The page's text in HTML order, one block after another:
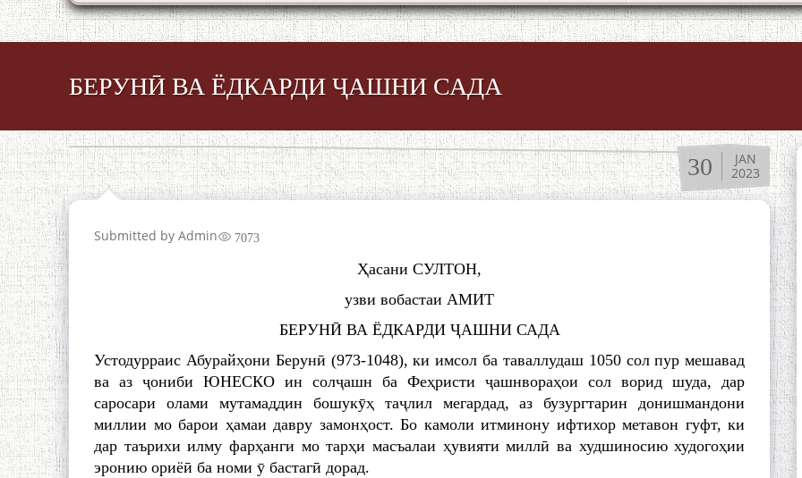
БЕРУНӢ ВА ЁДКАРДИ ҶАШНИ САДА
30
JAN
2023
Submitted by Admin 7073
Ҳасани СУЛТОН,
узви вобастаи АМИТ
БЕРУНӢ ВА ЁДКАРДИ ҶАШНИ САДА
Устодурраис Абурайҳони Берунӣ (973-1048), ки имсол ба таваллудаш 1050 сол пур мешавад
ва аз ҷониби ЮНЕСКО ин солҷашн ба Феҳристи ҷашнвораҳои сол ворид шуда, дар
саросари олами мутамаддин бошукӯҳ таҷлил мегардад, аз бузургтарин донишмандони
миллии мо барои ҳамаи давру замонҳост. Бо камоли итминону ифтихор метавон гуфт, ки
дар таърихи илму фарҳанги мо тарҳи масъалаи ҳувияти миллӣ ва худшиносию худогоҳии
эронию ориёӣ ба номи ӯ бастагӣ дорад.